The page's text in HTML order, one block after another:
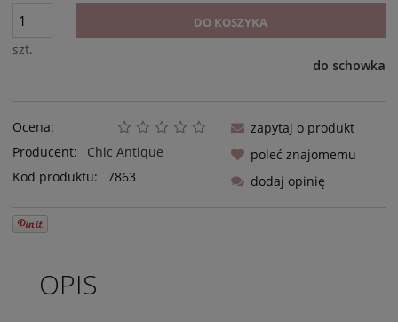
szt.
DO KOSZYKA
do schowka
Ocena:
Producent:
Chic Antique
Kod produktu:
7863
zapytaj o produkt
poleć znajomemu
dodaj opinię
OPIS